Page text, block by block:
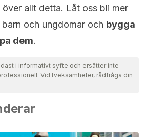
allt detta. Låt oss bli mer
och ungdomar och bygga
dem.
i informativt syfte och ersätter inte
Vid tveksamheter, rådfråga din